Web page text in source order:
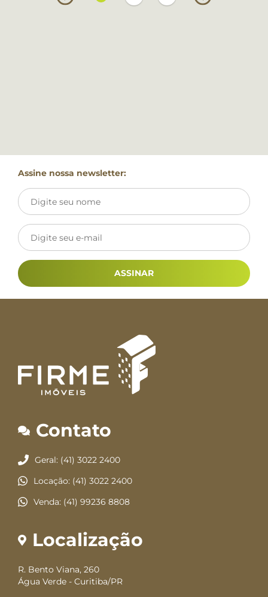
Assine nossa newsletter:
ASSINAR
Contato
Geral: (41) 3022 2400
Locação: (41) 3022 2400
Venda: (41) 99236 8808
Localização
R. Bento Viana, 260
Água Verde - Curitiba/PR